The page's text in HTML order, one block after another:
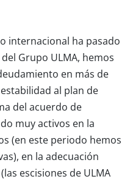
internacional ha pasado
Grupo ULMA, hemos
en más de
al plan de
del acuerdo de
muy activos en la
(en este periodo hemos
en la adecuación
escisiones de ULMA